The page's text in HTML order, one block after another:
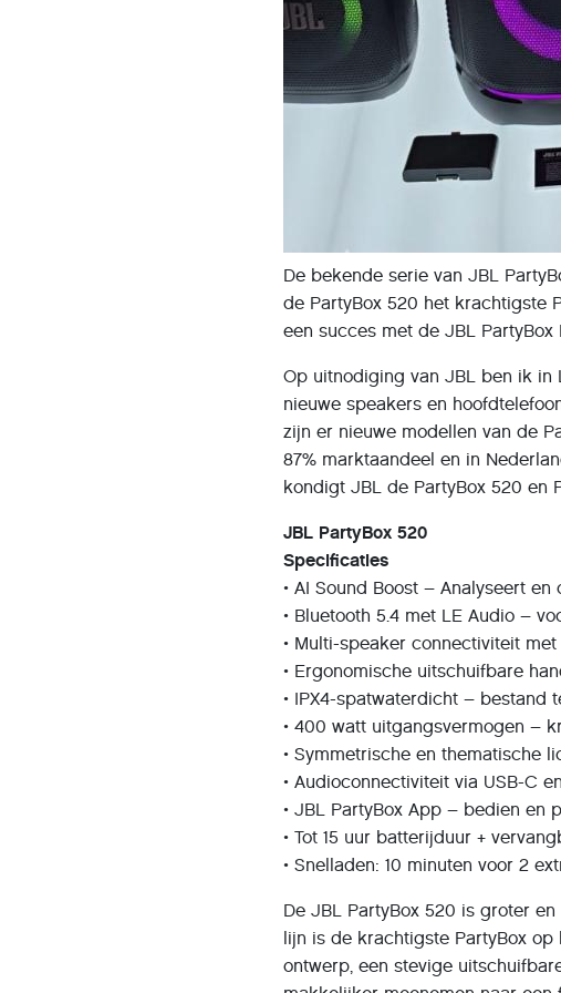
De bekende serie van JBL
de PartyBox 520 het krachtigste
een succes met de JBL PartyBox
Op uitnodiging van JBL ben ik
nieuwe speakers en
zijn er nieuwe modellen van de
87% marktaandeel en in
kondigt JBL de PartyBox 520 en
JBL PartyBox 520
Specificaties
• AI Sound Boost – Analyseert
• Bluetooth 5.4 met LE Audio –
• Multi-speaker connectiviteit
• Ergonomische uitschuifbare
• IPX4-spatwaterdicht – bestand
• 400 watt uitgangsvermogen –
• Symmetrische en thematische
• Audioconnectiviteit via USB-C
• JBL PartyBox App – bedien en
• Tot 15 uur batterijduur +
• Snelladen: 10 minuten voor 2
De JBL PartyBox 520 is groter
lijn is de krachtigste PartyBox
ontwerp, een stevige